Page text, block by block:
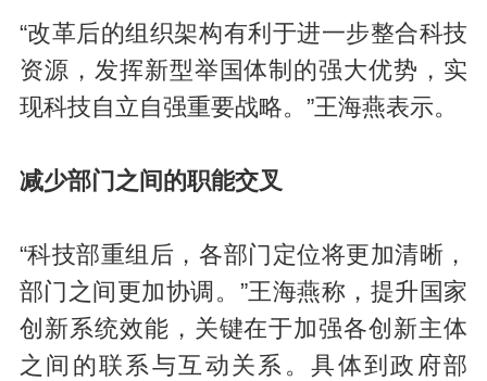
“改革后的组织架构有利于进一步整合科技
资源，发挥新型举国体制的强大优势，实
现科技自立自强重要战略。”王海燕表示。
减少部门之间的职能交叉
“科技部重组后，各部门定位将更加清晰，
部门之间更加协调。”王海燕称，提升国家
创新系统效能，关键在于加强各创新主体
之间的联系与互动关系。具体到政府部